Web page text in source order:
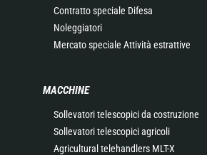
Contratto speciale Difesa
Noleggiatori
Mercato speciale Attività estrattive
MACCHINE
Sollevatori telescopici da costruzione
Sollevatori telescopici agricoli
Agricultural telehandlers MLT-X